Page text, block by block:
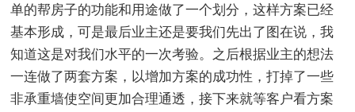
单的帮房子的功能和用途做了一个划分，这样方案已经
基本形成，可是最后业主还是要我们先出了图在说，我
知道这是对我们水平的一次考验。之后根据业主的想法
一连做了两套方案，以增加方案的成功性，打掉了一些
非承重墙使空间更加合理通透，接下来就等客户看方案